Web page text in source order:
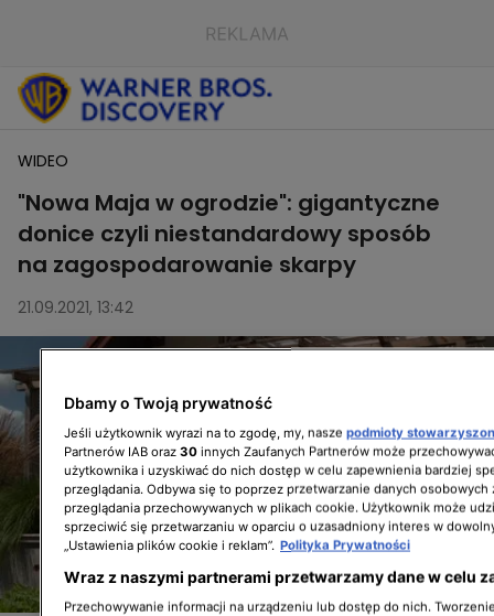
WIDEO
"Nowa Maja w ogrodzie": gigantyczne
donice czyli niestandardowy sposób
na zagospodarowanie skarpy
21.09.2021, 13:42
Dbamy o Twoją prywatność
Jeśli użytkownik wyrazi na to zgodę, my, nasze podmioty
Partnerów IAB oraz 30 innych Zaufanych Partnerów może
użytkownika i uzyskiwać do nich dostęp w celu zapewnienia bardziej
przeglądania. Odbywa się to poprzez przetwarzanie danych osobowych
przeglądania przechowywanych w plikach cookie. Użytkownik może
sprzeciwić się przetwarzaniu w oparciu o uzasadniony interes w
„Ustawienia plików cookie i reklam”. Polityka Prywatności
Wraz z naszymi partnerami przetwarzamy dane w celu
Przechowywanie informacji na urządzeniu lub dostęp do nich.